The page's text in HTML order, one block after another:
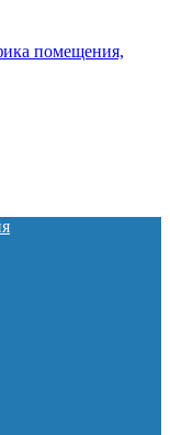
помещения,